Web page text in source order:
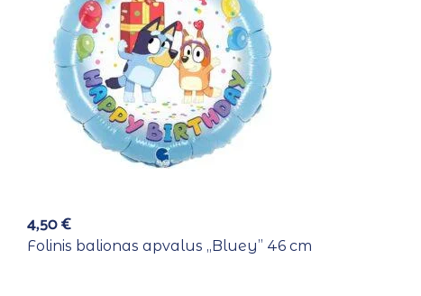
4,50€
Folinis balionas apvalus ,,Bluey” 46 cm